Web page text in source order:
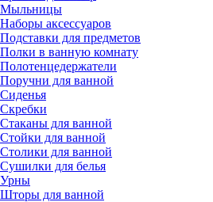
Мыльницы
Наборы аксессуаров
Подставки для предметов
Полки в ванную комнату
Полотенцедержатели
Поручни для ванной
Сиденья
Скребки
Стаканы для ванной
Стойки для ванной
Столики для ванной
Сушилки для белья
Урны
Шторы для ванной